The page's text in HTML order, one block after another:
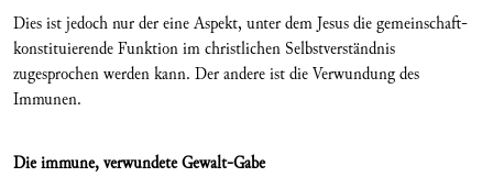
Dies ist jedoch nur der eine Aspekt, unter dem Jesus die gemeinschaft-
konstituierende Funktion im christlichen Selbstverständnis
zugesprochen werden kann. Der andere ist die Verwundung des
Immunen.
Die immune, verwundete Gewalt-Gabe